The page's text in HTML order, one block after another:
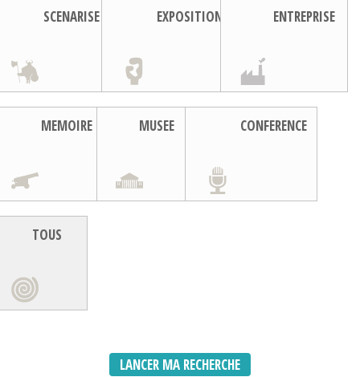
SCENARISE EXPOSITION ENTREPRISE
MEMOIRE MUSEE CONFERENCE
TOUS
LANCER MA RECHERCHE